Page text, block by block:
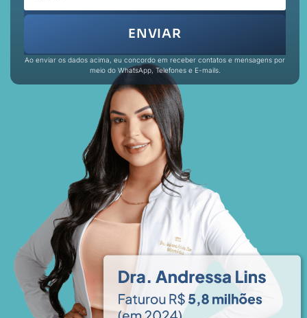
ENVIAR
Ao enviar os dados acima, eu concordo em receber contatos e mensagens por
meio do WhatsApp, Telefones e E-mails.